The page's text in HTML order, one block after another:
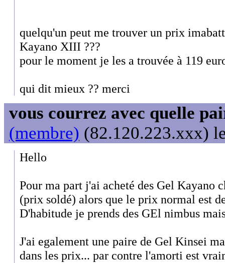
quelqu'un peut me trouver un prix
Kayano XIII ???
pour le moment je les a trouvée à 119
qui dit mieux ?? merci
vous courrez avec quelle
(membre) (82.120.223.xxx)
Hello
Pour ma part j'ai acheté des Gel Kayano
(prix soldé) alors que le prix normal est
D'habitude je prends des GEl nimbus
J'ai egalement une paire de Gel Kinsei
dans les prix... par contre l'amorti est